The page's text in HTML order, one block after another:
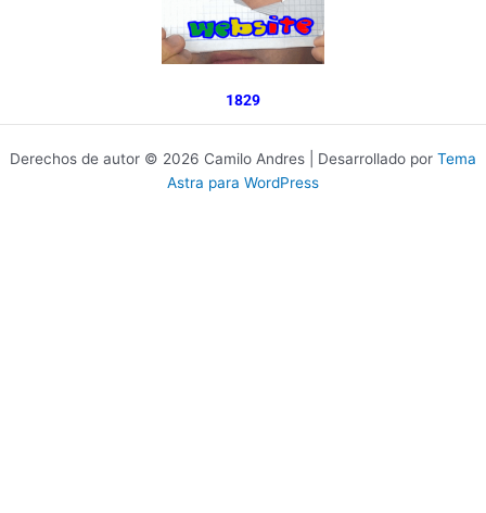
1829
Derechos de autor © 2026 Camilo Andres | Desarrollado por Tema
Astra para WordPress